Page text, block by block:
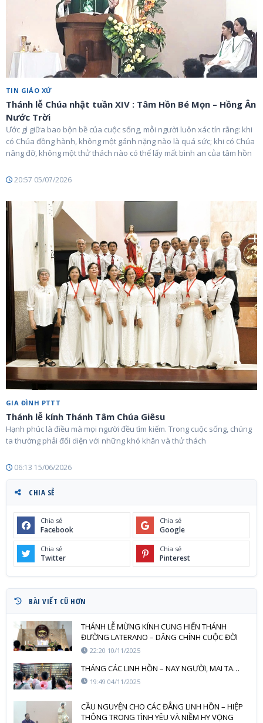
TIN GIÁO XỨ
Thánh lễ Chúa nhật tuần XIV : Tâm Hồn Bé Mọn – Hồng Ân
Nước Trời
Ước gì giữa bao bộn bề của cuộc sống, mỗi người luôn xác tín rằng: khi
có Chúa đồng hành, không một gánh nặng nào là quá sức; khi có Chúa
nâng đỡ, không một thử thách nào có thể lấy mất bình an của tâm hồn
20:57 05/07/2026
GIA ĐÌNH PTTT
Thánh lễ kính Thánh Tâm Chúa Giêsu
Hạnh phúc là điều mà mọi người đều tìm kiếm. Trong cuộc sống, chúng
ta thường phải đối diện với những khó khăn và thử thách
06:13 15/06/2026
CHIA SẺ
Chia sẻ
Facebook
Chia sẻ
Google
Chia sẻ
Twitter
Chia sẻ
Pinterest
BÀI VIẾT CŨ HƠN
THÁNH LỄ MỪNG KÍNH CUNG HIẾN THÁNH
ĐƯỜNG LATERANO – DÂNG CHÍNH CUỘC ĐỜI
MÌNH NHƯ NGÔI ĐỀN SỐNG
22:20 10/11/2025
THÁNG CÁC LINH HỒN – NAY NGƯỜI, MAI TA…
19:49 04/11/2025
CẦU NGUYỆN CHO CÁC ĐẲNG LINH HỒN – HIỆP
THÔNG TRONG TÌNH YÊU VÀ NIỀM HY VỌNG